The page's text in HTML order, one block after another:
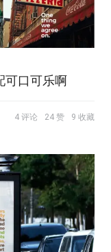
可口可乐啊
4 评论 24 赞 9 收藏